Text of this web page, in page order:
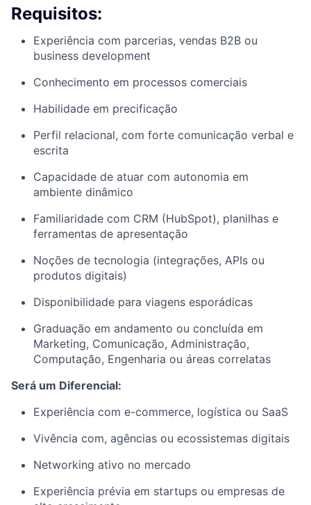
Requisitos:
Experiência com parcerias, vendas B2B ou
business development
Conhecimento em processos comerciais
Habilidade em precificação
Perfil relacional, com forte comunicação verbal e
escrita
Capacidade de atuar com autonomia em
ambiente dinâmico
Familiaridade com CRM (HubSpot), planilhas e
ferramentas de apresentação
Noções de tecnologia (integrações, APIs ou
produtos digitais)
Disponibilidade para viagens esporádicas
Graduação em andamento ou concluída em
Marketing, Comunicação, Administração,
Computação, Engenharia ou áreas correlatas
Será um Diferencial:
Experiência com e-commerce, logística ou SaaS
Vivência com, agências ou ecossistemas digitais
Networking ativo no mercado
Experiência prévia em startups ou empresas de